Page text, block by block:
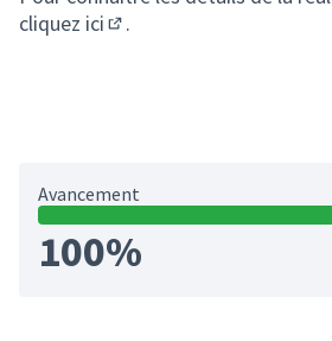
cliquez ici .
Avancement
100%